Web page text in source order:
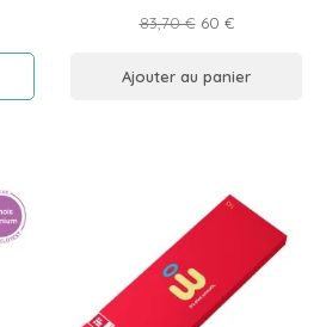
Prix
83,70 € Prix
60 €
Ajouter au panier